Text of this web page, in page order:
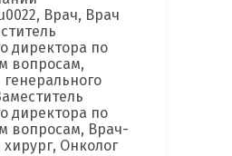
Врач, Врач
директора по
вопросам,
директора по
вопросам, Врач-
Онколог